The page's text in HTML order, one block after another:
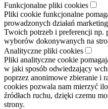
Funkcjonalne pliki cookies
Pliki cookie funkcjonalne
prowadzonych działań
Twoich potrzeb i preferencji np.
wyborów dokonywanych na
Analityczne pliki cookies
Pliki analityczne cookie
w jaki sposób odwiedzający
poprzez anonimowe zbieranie i
cookies pozwala nam mierzyć
źródłach ruchu, dzięki czemu
strony.